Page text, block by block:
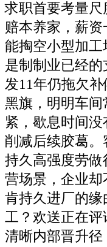
求职首要考量
赔本养家，薪
能掏空小型加
是制制业已经
发11年仍拖欠
黑旗，明明车
紧，歇息时间
削减后续胶葛
持久高强度劳
营场景，企业
肯持久进厂的
工？欢送正在
清晰内部晋升